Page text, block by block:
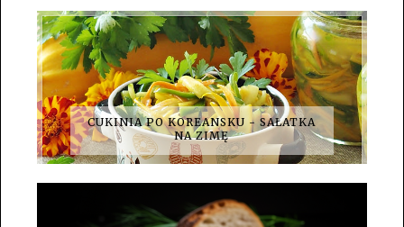
CUKINIA PO KOREANSKU - SAŁATKA
NA ZIMĘ